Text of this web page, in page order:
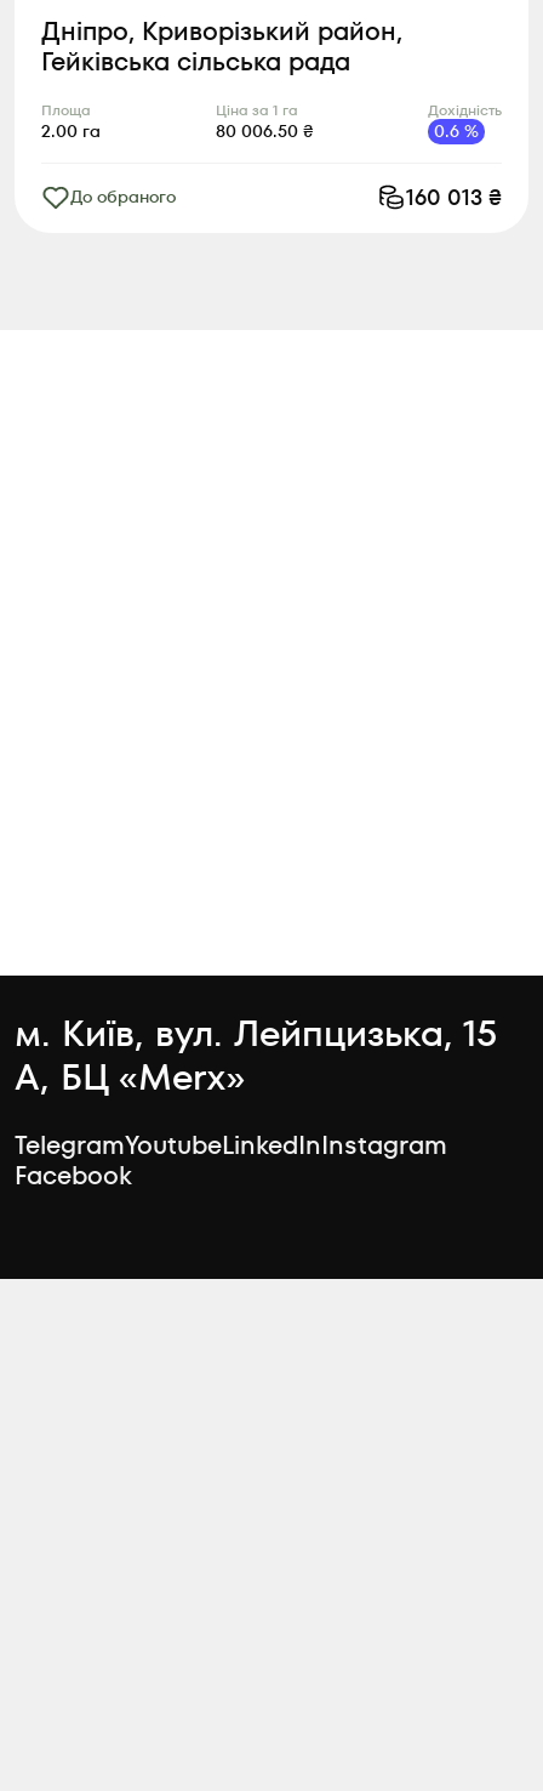
Дніпро, Криворізький район,
Гейківська сільська рада
Площа
2.00 га
Ціна за 1 га
80 006.50₴
Дохідність
0.6 %
До обраного 160 013 ₴
м. Київ, вул. Лейпцизька, 15
А, БЦ «Merx»
TelegramYoutubeLinkedInInstagram
Facebook